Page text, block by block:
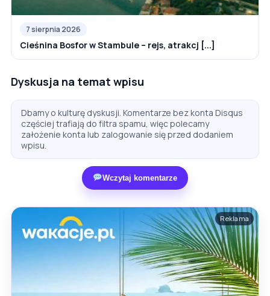
7 sierpnia 2026
Cieśnina Bosfor w Stambule – rejs, atrakcj [...]
Dyskusja na temat wpisu
Dbamy o kulturę dyskusji. Komentarze bez konta Disqus
częściej trafiają do filtra spamu, więc polecamy
założenie konta lub zalogowanie się przed dodaniem
wpisu.
Wczytaj komentarze
Reklama